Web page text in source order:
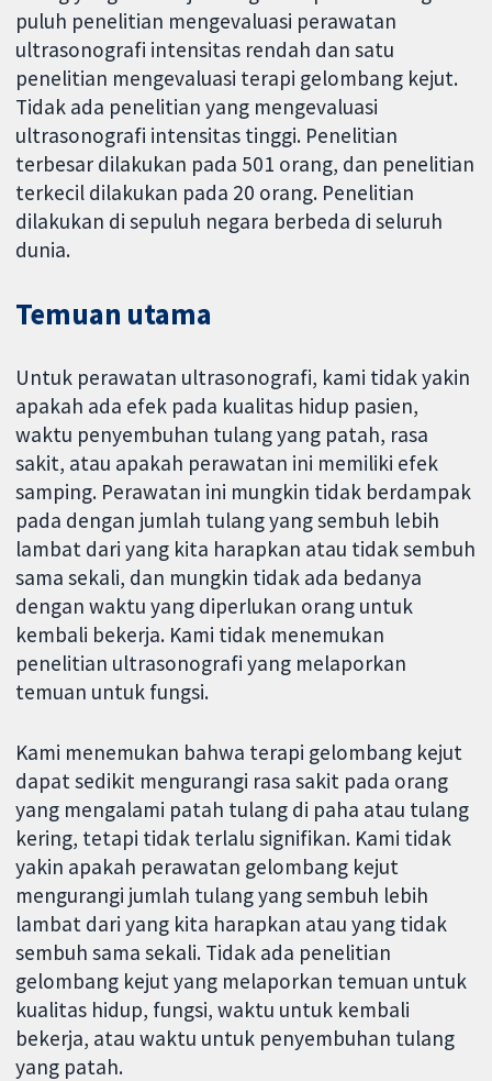
puluh penelitian mengevaluasi perawatan
ultrasonografi intensitas rendah dan satu
penelitian mengevaluasi terapi gelombang kejut.
Tidak ada penelitian yang mengevaluasi
ultrasonografi intensitas tinggi. Penelitian
terbesar dilakukan pada 501 orang, dan penelitian
terkecil dilakukan pada 20 orang. Penelitian
dilakukan di sepuluh negara berbeda di seluruh
dunia.
Temuan utama
Untuk perawatan ultrasonografi, kami tidak yakin
apakah ada efek pada kualitas hidup pasien,
waktu penyembuhan tulang yang patah, rasa
sakit, atau apakah perawatan ini memiliki efek
samping. Perawatan ini mungkin tidak berdampak
pada dengan jumlah tulang yang sembuh lebih
lambat dari yang kita harapkan atau tidak sembuh
sama sekali, dan mungkin tidak ada bedanya
dengan waktu yang diperlukan orang untuk
kembali bekerja. Kami tidak menemukan
penelitian ultrasonografi yang melaporkan
temuan untuk fungsi.
Kami menemukan bahwa terapi gelombang kejut
dapat sedikit mengurangi rasa sakit pada orang
yang mengalami patah tulang di paha atau tulang
kering, tetapi tidak terlalu signifikan. Kami tidak
yakin apakah perawatan gelombang kejut
mengurangi jumlah tulang yang sembuh lebih
lambat dari yang kita harapkan atau yang tidak
sembuh sama sekali. Tidak ada penelitian
gelombang kejut yang melaporkan temuan untuk
kualitas hidup, fungsi, waktu untuk kembali
bekerja, atau waktu untuk penyembuhan tulang
yang patah.